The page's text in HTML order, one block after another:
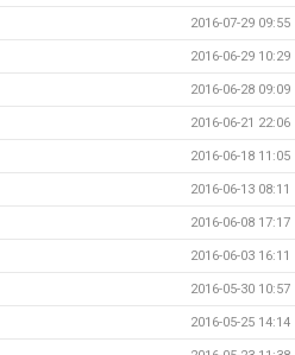
2016-07-29 09:55
2016-06-29 10:29
2016-06-28 09:09
2016-06-21 22:06
2016-06-18 11:05
2016-06-13 08:11
2016-06-08 17:17
2016-06-03 16:11
2016-05-30 10:57
2016-05-25 14:14